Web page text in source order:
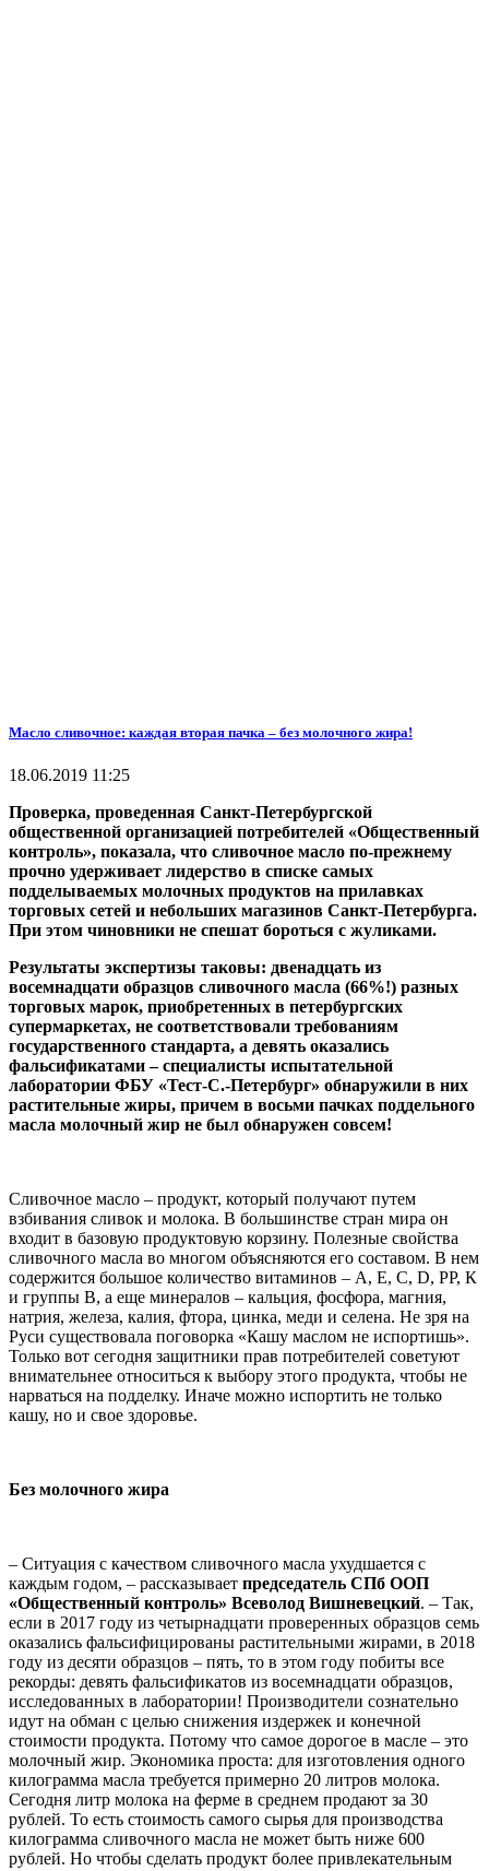
Масло сливочное: каждая вторая пачка – без молочного жира!
18.06.2019 11:25
Проверка, проведенная Санкт-Петербургской
общественной организацией потребителей «Общественный
контроль», показала, что сливочное масло по-прежнему
прочно удерживает лидерство в списке самых
подделываемых молочных продуктов на прилавках
торговых сетей и небольших магазинов Санкт-Петербурга.
При этом чиновники не спешат бороться с жуликами.
Результаты экспертизы таковы: двенадцать из
восемнадцати образцов сливочного масла (66%!) разных
торговых марок, приобретенных в петербургских
супермаркетах, не соответствовали требованиям
государственного стандарта, а девять оказались
фальсификатами – специалисты испытательной
лаборатории ФБУ «Тест-С.-Петербург» обнаружили в них
растительные жиры, причем в восьми пачках поддельного
масла молочный жир не был обнаружен совсем!
Сливочное масло – продукт, который получают путем
взбивания сливок и молока. В большинстве стран мира он
входит в базовую продуктовую корзину. Полезные свойства
сливочного масла во многом объясняются его составом. В нем
содержится большое количество витаминов – А, Е, С, D, РР, К
и группы В, а еще минералов – кальция, фосфора, магния,
натрия, железа, калия, фтора, цинка, меди и селена. Не зря на
Руси существовала поговорка «Кашу маслом не испортишь».
Только вот сегодня защитники прав потребителей советуют
внимательнее относиться к выбору этого продукта, чтобы не
нарваться на подделку. Иначе можно испортить не только
кашу, но и свое здоровье.
Без молочного жира
– Ситуация с качеством сливочного масла ухудшается с
каждым годом, – рассказывает председатель СПб ООП
«Общественный контроль» Всеволод Вишневецкий. – Так,
если в 2017 году из четырнадцати проверенных образцов семь
оказались фальсифицированы растительными жирами, в 2018
году из десяти образцов – пять, то в этом году побиты все
рекорды: девять фальсификатов из восемнадцати образцов,
исследованных в лаборатории! Производители сознательно
идут на обман с целью снижения издержек и конечной
стоимости продукта. Потому что самое дорогое в масле – это
молочный жир. Экономика проста: для изготовления одного
килограмма масла требуется примерно 20 литров молока.
Сегодня литр молока на ферме в среднем продают за 30
рублей. То есть стоимость самого сырья для производства
килограмма сливочного масла не может быть ниже 600
рублей. Но чтобы сделать продукт более привлекательным